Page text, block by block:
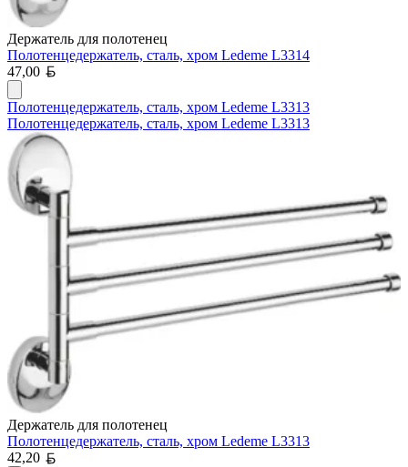
Держатель для полотенец
Полотенцедержатель, сталь, хром Ledeme L3314
47,00
Полотенцедержатель, сталь, хром Ledeme L3313
Полотенцедержатель, сталь, хром Ledeme L3313
Держатель для полотенец
Полотенцедержатель, сталь, хром Ledeme L3313
42,20